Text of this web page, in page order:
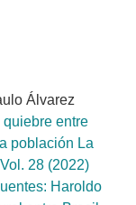
Álvarez
entre
población La
28 (2022)
Haroldo